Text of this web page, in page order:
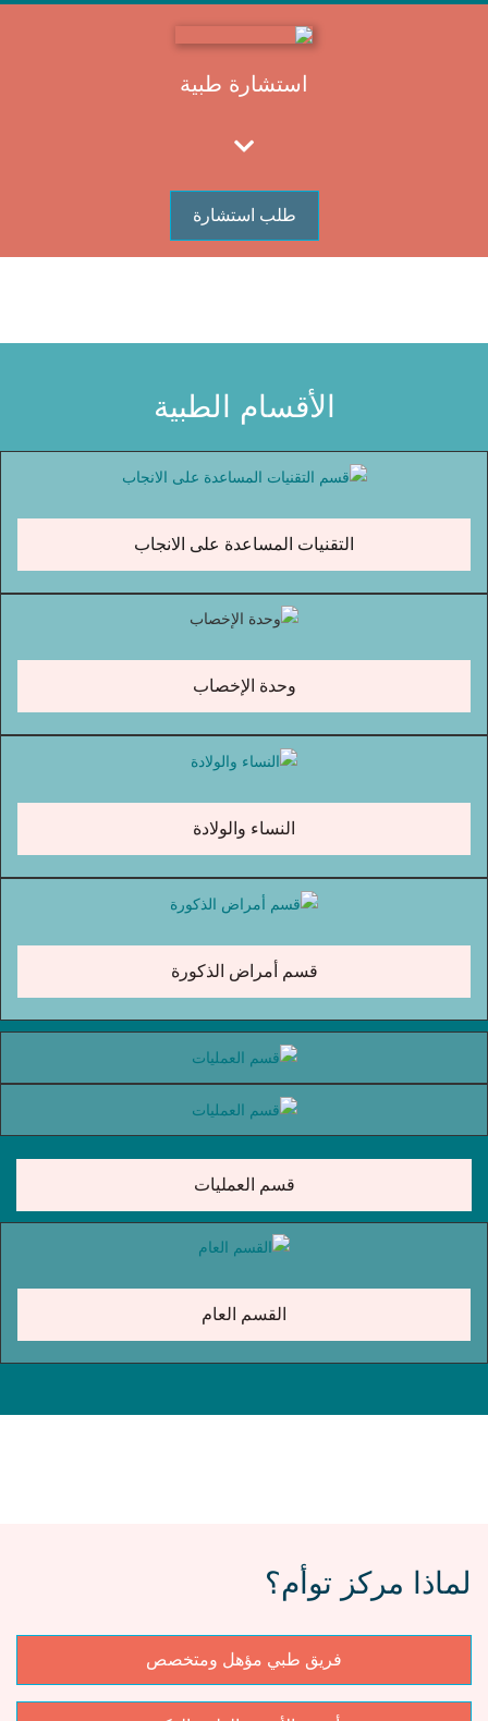
استشارة طبية
طلب استشارة
الأقسام الطبية
التقنيات المساعدة على الانجاب
وحدة الإخصاب
النساء والولادة
قسم أمراض الذكورة
قسم العمليات
القسم العام
لماذا مركز توأم؟
فريق طبي مؤهل ومتخصص